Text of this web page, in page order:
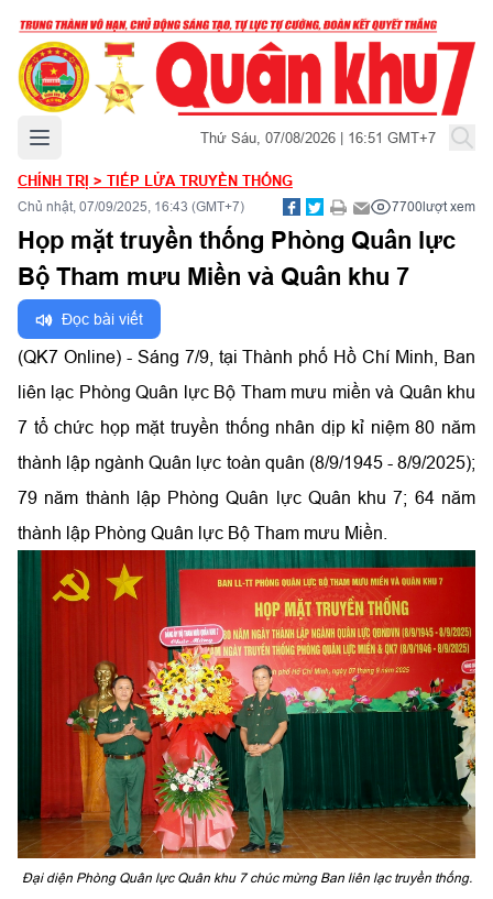
Mở menu chính Thứ Sáu, 07/08/2026 | 16:51 GMT+7
CHÍNH TRỊ > TIẾP LỬA TRUYỀN THỐNG
Chủ nhật, 07/09/2025, 16:43 (GMT+7) 7700lượt xem
Họp mặt truyền thống Phòng Quân lực
Bộ Tham mưu Miền và Quân khu 7
Đọc bài viết
(QK7 Online) - Sáng 7/9, tại Thành phố Hồ Chí Minh, Ban
liên lạc Phòng Quân lực Bộ Tham mưu miền và Quân khu
7 tổ chức họp mặt truyền thống nhân dịp kỉ niệm 80 năm
thành lập ngành Quân lực toàn quân (8/9/1945 - 8/9/2025);
79 năm thành lập Phòng Quân lực Quân khu 7; 64 năm
thành lập Phòng Quân lực Bộ Tham mưu Miền.
Đại diện Phòng Quân lực Quân khu 7 chúc mừng Ban liên lạc truyền thống.